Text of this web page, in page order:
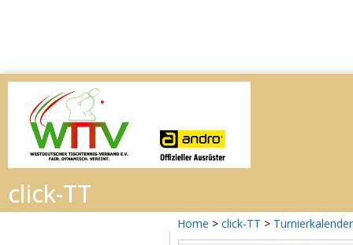
Home > click-TT > Turnierkalender